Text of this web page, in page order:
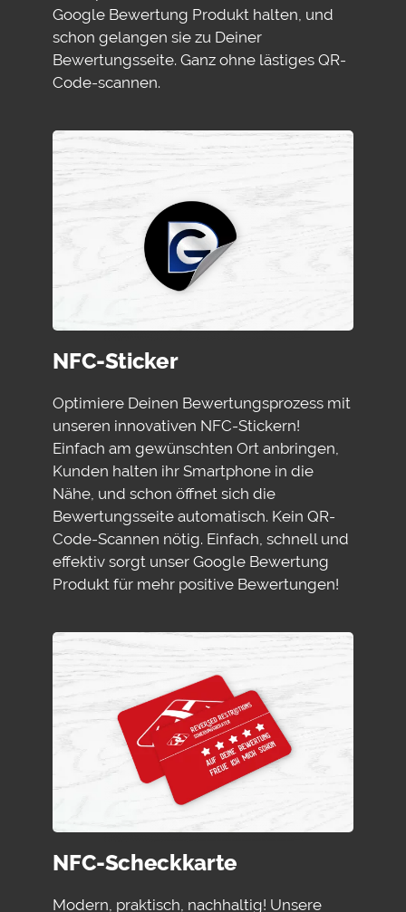
Google Bewertung Produkt halten, und
schon gelangen sie zu Deiner
Bewertungsseite. Ganz ohne lästiges QR-
Code-scannen.
NFC-Sticker
Optimiere Deinen Bewertungsprozess mit
unseren innovativen NFC-Stickern!
Einfach am gewünschten Ort anbringen,
Kunden halten ihr Smartphone in die
Nähe, und schon öffnet sich die
Bewertungsseite automatisch. Kein QR-
Code-Scannen nötig. Einfach, schnell und
effektiv sorgt unser Google Bewertung
Produkt für mehr positive Bewertungen!
NFC-Scheckkarte
Modern, praktisch, nachhaltig! Unsere